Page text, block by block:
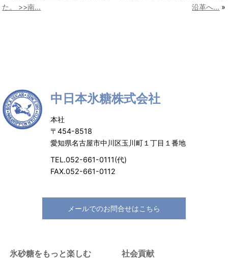
た。 >>南…
沿革へ… »
中日本氷糖株式会社
本社
〒454-8518
愛知県名古屋市中川区玉川町１丁目１番地
TEL.052-661-0111(代)
FAX.052-661-0112
メールでのお問合せはこちら
氷砂糖をもっと楽しむ
社会貢献